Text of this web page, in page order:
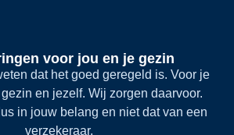
voor jou en je gezin
dat het goed geregeld is. Voor je
en jezelf. Wij zorgen daarvoor.
in jouw belang en niet dat van een
verzekeraar.